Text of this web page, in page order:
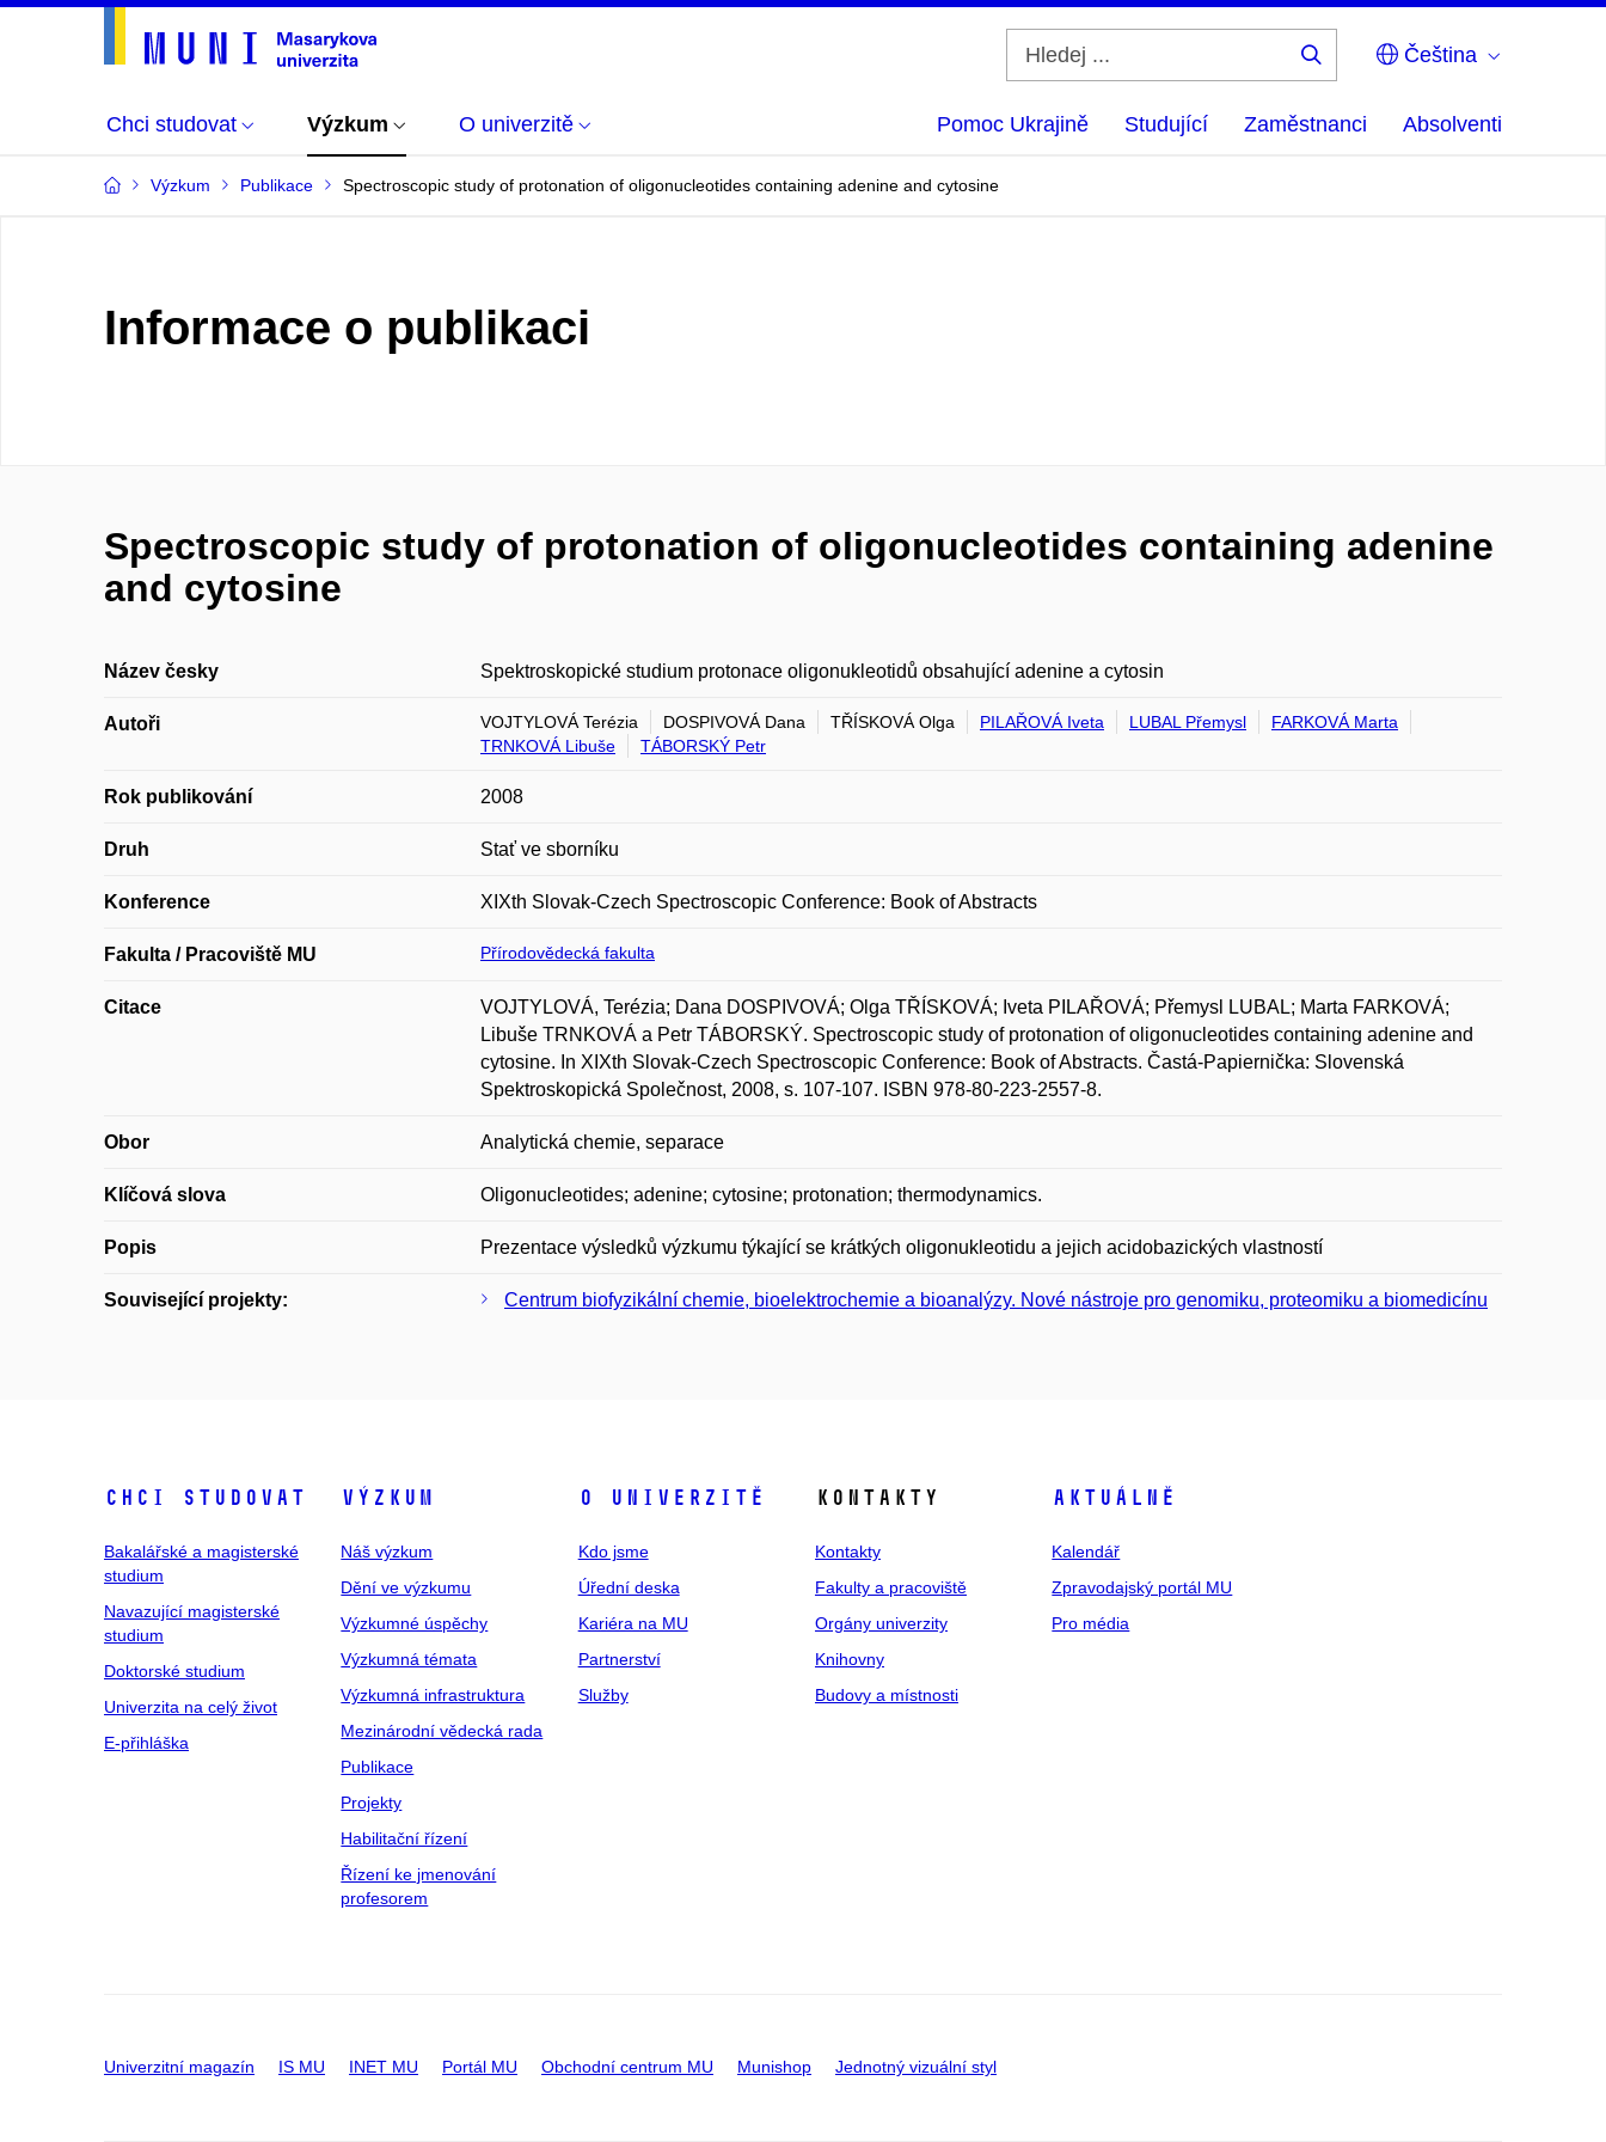
Čeština
Chci studovat Výzkum O univerzitě Pomoc Ukrajině Studující Zaměstnanci Absolventi
Výzkum Publikace Spectroscopic study of protonation of oligonucleotides containing adenine and cytosine
Informace o publikaci
Spectroscopic study of protonation of oligonucleotides containing adenine
and cytosine
Název česky Spektroskopické studium protonace oligonukleotidů obsahující adenine a cytosin
Autoři VOJTYLOVÁ Terézia DOSPIVOVÁ Dana TŘÍSKOVÁ Olga PILAŘOVÁ Iveta LUBAL Přemysl
FARKOVÁ Marta
TRNKOVÁ Libuše
TÁBORSKÝ Petr
Rok publikování 2008
Druh Stať ve sborníku
Konference XIXth Slovak-Czech Spectroscopic Conference: Book of Abstracts
Fakulta / Pracoviště MU Přírodovědecká fakulta
Citace
VOJTYLOVÁ, Terézia; Dana DOSPIVOVÁ; Olga TŘÍSKOVÁ; Iveta PILAŘOVÁ; Přemysl LUBAL; Marta FARKOVÁ;
Libuše TRNKOVÁ a Petr TÁBORSKÝ. Spectroscopic study of protonation of oligonucleotides containing adenine and
cytosine. In XIXth Slovak-Czech Spectroscopic Conference: Book of Abstracts. Častá-Papiernička: Slovenská
Spektroskopická Společnost, 2008, s. 107-107. ISBN 978-80-223-2557-8.
Obor Analytická chemie, separace
Klíčová slova Oligonucleotides; adenine; cytosine; protonation; thermodynamics.
Popis Prezentace výsledků výzkumu týkající se krátkých oligonukleotidu a jejich acidobazických vlastností
Související projekty: Centrum biofyzikální chemie, bioelektrochemie a bioanalýzy. Nové nástroje pro genomiku, proteomiku a biomedicínu
Chci studovat
Bakalářské a magisterské
studium
Navazující magisterské
studium
Doktorské studium
Univerzita na celý život
E-přihláška
Výzkum
Náš výzkum
Dění ve výzkumu
Výzkumné úspěchy
Výzkumná témata
Výzkumná infrastruktura
Mezinárodní vědecká rada
Publikace
Projekty
Habilitační řízení
Řízení ke jmenování
profesorem
O univerzitě
Kdo jsme
Úřední deska
Kariéra na MU
Partnerství
Služby
Kontakty
Kontakty
Fakulty a pracoviště
Orgány univerzity
Knihovny
Budovy a místnosti
Aktuálně
Kalendář
Zpravodajský portál MU
Pro média
Univerzitní magazín IS MU INET MU Portál MU Obchodní centrum MU Munishop Jednotný vizuální styl